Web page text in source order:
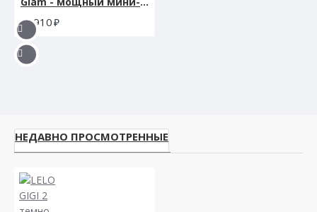
5910
НЕДАВНО ПРОСМОТРЕННЫЕ